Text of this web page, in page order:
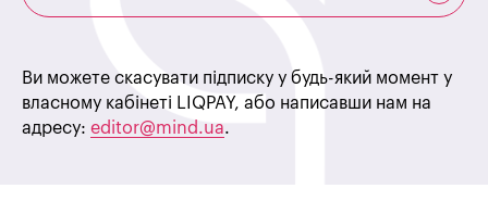
Ви можете скасувати підписку у будь-який момент у
власному кабінеті LIQPAY, або написавши нам на
адресу: editor@mind.ua.